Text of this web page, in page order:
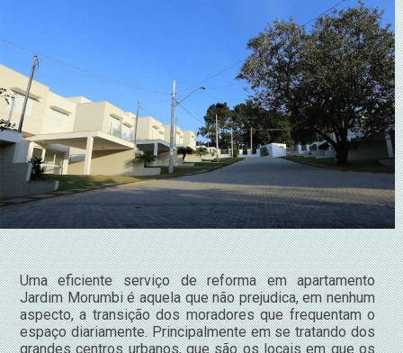
Uma eficiente serviço de reforma em apartamento
Jardim Morumbi é aquela que não prejudica, em nenhum
aspecto, a transição dos moradores que frequentam o
espaço diariamente. Principalmente em se tratando dos
grandes centros urbanos, que são os locais em que os